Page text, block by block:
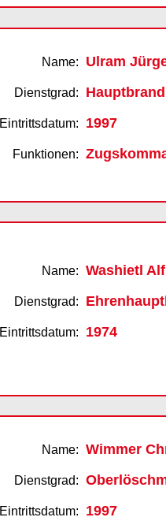
Name:
Dienstgrad:
Eintrittsdatum:
Funktionen:
Ulram
1997
Name:
Dienstgrad:
Eintrittsdatum:
Washietl
1974
Name:
Dienstgrad:
Eintrittsdatum:
Wimmer
1997